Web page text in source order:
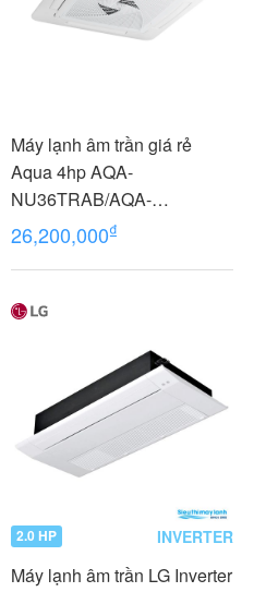
Máy lạnh âm trần giá rẻ
Aqua 4hp AQA-
NU36TRAB/AQA-
NC36TRN/PB-950QB
26,200,000₫
2.0 HP INVERTER
Máy lạnh âm trần LG Inverter